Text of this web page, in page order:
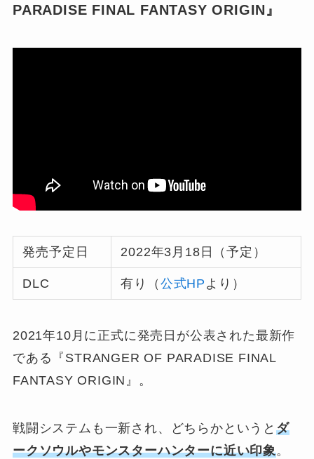
PARADISE FINAL FANTASY ORIGIN』
発売予定日 2022年3月18日（予定）
DLC 有り（ 公式HP より）
2021年10月に正式に発売日が公表された最新作
である『STRANGER OF PARADISE FINAL
FANTASY ORIGIN』。
戦闘システムも一新され、どちらかというとダ
ークソウルやモンスターハンターに近い印象。